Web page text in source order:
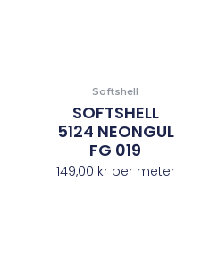
Softshell
SOFTSHELL
5124 NEONGUL
FG 019
149,00 krper meter